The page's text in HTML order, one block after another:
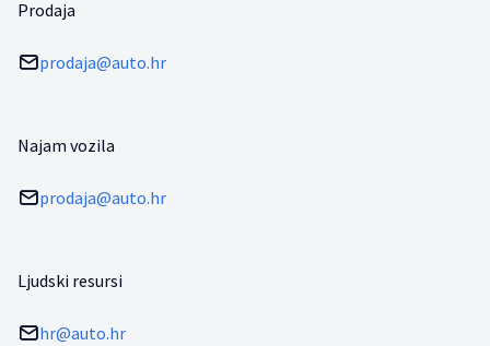
Prodaja
prodaja@auto.hr
Najam vozila
prodaja@auto.hr
Ljudski resursi
hr@auto.hr